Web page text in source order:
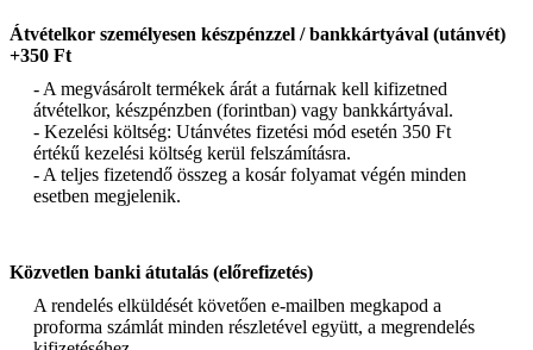
Átvételkor személyesen készpénzzel / bankkártyával (utánvét)
+350 Ft
- A megvásárolt termékek árát a futárnak kell kifizetned
átvételkor, készpénzben (forintban) vagy bankkártyával.
- Kezelési költség: Utánvétes fizetési mód esetén 350 Ft
értékű kezelési költség kerül felszámításra.
- A teljes fizetendő összeg a kosár folyamat végén minden
esetben megjelenik.
Közvetlen banki átutalás (előrefizetés)
A rendelés elküldését követően e-mailben megkapod a
proforma számlát minden részletével együtt, a megrendelés